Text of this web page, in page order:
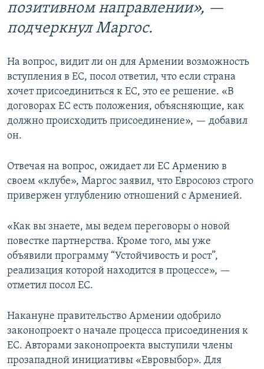
позитивном направлении», —
подчеркнул Маргос.
На вопрос, видит ли он для Армении возможность
вступления в ЕС, посол ответил, что если страна
хочет присоединиться к ЕС, это ее решение. «В
договорах ЕС есть положения, объясняющие, как
должно происходить присоединение», — добавил
он.
Отвечая на вопрос, ожидает ли ЕС Армению в
своем «клубе», Маргос заявил, что Евросоюз строго
привержен углублению отношений с Арменией.
«Как вы знаете, мы ведем переговоры о новой
повестке партнерства. Кроме того, мы уже
объявили программу “Устойчивость и рост”,
реализация которой находится в процессе», —
отметил посол ЕС.
Накануне правительство Армении одобрило
законопроект о начале процесса присоединения к
ЕС. Авторами законопроекта выступили члены
прозападной инициативы «Евровыбор». Для